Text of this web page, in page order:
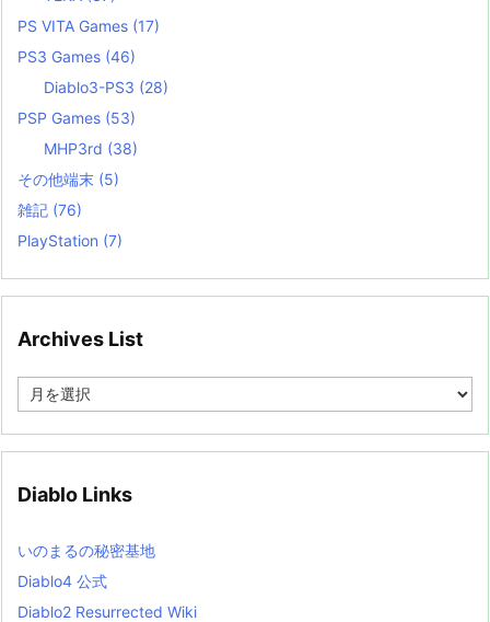
PS VITA Games (17)
PS3 Games (46)
Diablo3-PS3 (28)
PSP Games (53)
MHP3rd (38)
その他端末 (5)
雑記 (76)
PlayStation (7)
Archives List
e
i
s
t
Diablo Links
いのまるの秘密基地
Diablo4 公式
Diablo2 Resurrected Wiki